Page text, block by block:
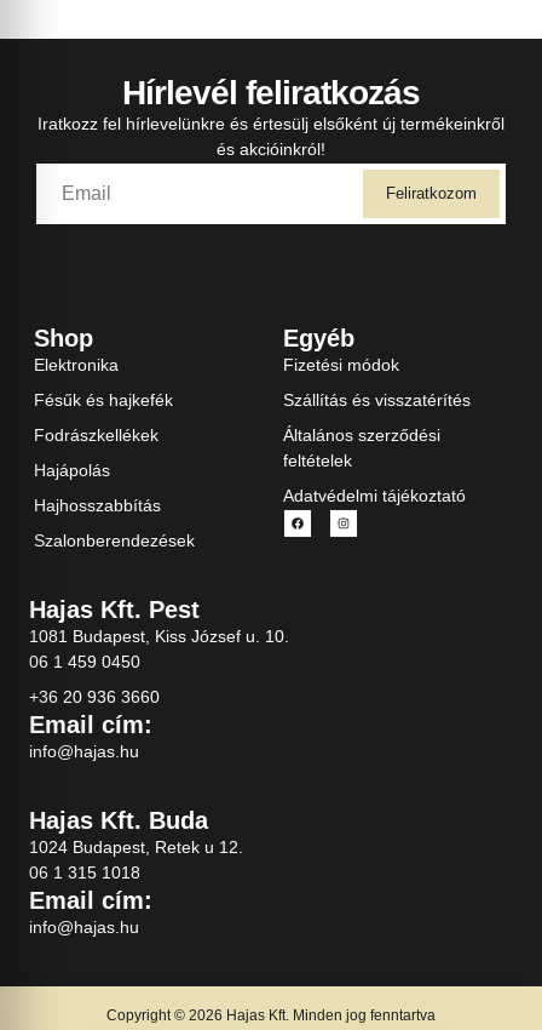
Hírlevél feliratkozás
Iratkozz fel hírlevelünkre és értesülj elsőként új termékeinkről
és akcióinkról!
Feliratkozom
Shop
Elektronika
Fésűk és hajkefék
Fodrászkellékek
Hajápolás
Hajhosszabbítás
Szalonberendezések
Egyéb
Fizetési módok
Szállítás és visszatérítés
Általános szerződési
feltételek
Adatvédelmi tájékoztató
Hajas Kft. Pest
1081 Budapest, Kiss József u. 10.
06 1 459 0450
+36 20 936 3660
Email cím:
info@hajas.hu
Hajas Kft. Buda
1024 Budapest, Retek u 12.
06 1 315 1018
Email cím:
info@hajas.hu
Copyright © 2026 Hajas Kft. Minden jog fenntartva